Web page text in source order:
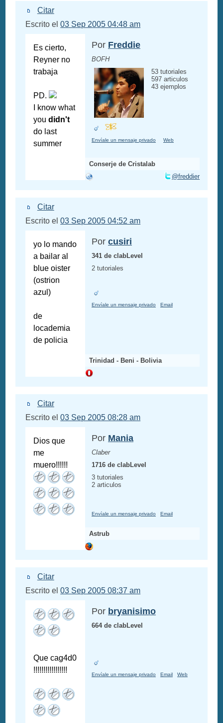
Citar
Escrito el03 Sep 2005 04:48 am
Es cierto,
Reyner no
trabaja
PD.
I know what
youdidn't
do last
summer
Por Freddie
BOFH
53 tutoriales
597 articulos
43 ejemplos
Envíale un mensaje privado Web
Conserje de Cristalab
@freddier
Citar
Escrito el03 Sep 2005 04:52 am
yo lo mando
a bailar al
blue oister
(ostrion
azul)
de
locademia
de policia
Por cusiri
341 de clabLevel
2 tutoriales
Envíale un mensaje privado Email
Trinidad - Beni - Bolivia
Citar
Escrito el03 Sep 2005 08:28 am
Dios que
me
muero!!!!!!
Por Mania
Claber
1716 de clabLevel
3 tutoriales
2 articulos
Envíale un mensaje privado Email
Astrub
Citar
Escrito el03 Sep 2005 08:37 am
Que cag4d0
!!!!!!!!!!!!!!!!!
Por bryanisimo
664 de clabLevel
Envíale un mensaje privado Email Web